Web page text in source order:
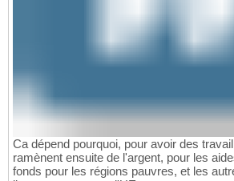
Ca dépend pourquoi, pour avoir des
ramènent ensuite de l'argent, pour les
fonds pour les régions pauvres, et les